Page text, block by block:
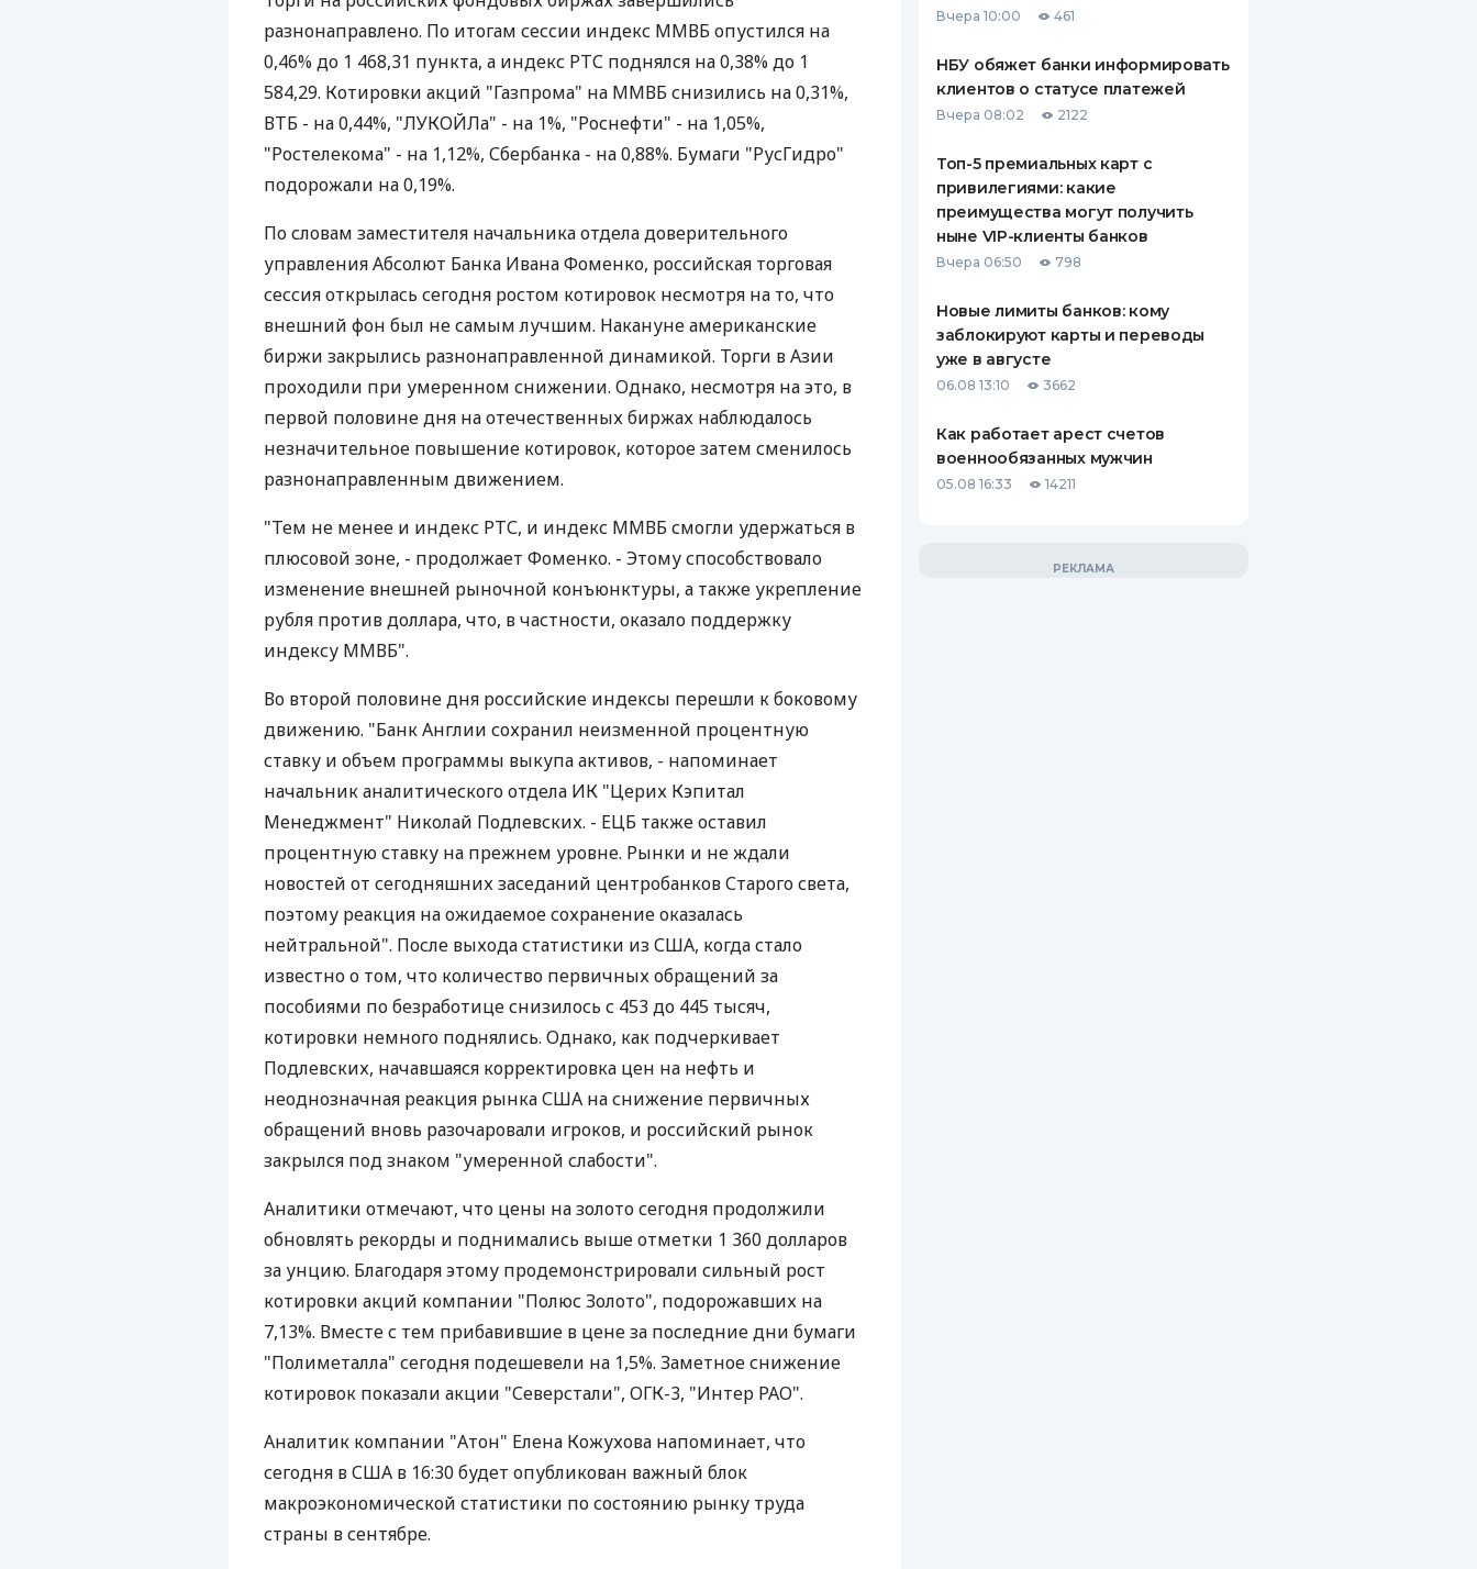
ЕЖЕМЕСЯЧНЫЙ ОБЗОР
КЕШБЭКА
ПУТЕВОДИТЕЛИ ПО
БАНКОВСКИМ КАРТАМ
СТРАХОВАНИЮ
ВСЕ СТРАХОВЫЕ ПОЛИСЫ
ОТЗЫВЫ О СТРАХОВЫХ
КОМПАНИЯХ
разнонаправлено. По итогам сессии индекс ММВБ опустился на
0,46% до 1 468,31 пункта, а индекс РТС поднялся на 0,38% до 1
584,29. Котировки акций "Газпрома" на ММВБ снизились на 0,31%,
ВТБ - на 0,44%, "ЛУКОЙЛа" - на 1%, "Роснефти" - на 1,05%,
"Ростелекома" - на 1,12%, Сбербанка - на 0,88%. Бумаги "РусГидро"
подорожали на 0,19%.
По словам заместителя начальника отдела доверительного
управления Абсолют Банка Ивана Фоменко, российская торговая
сессия открылась сегодня ростом котировок несмотря на то, что
внешний фон был не самым лучшим. Накануне американские
биржи закрылись разнонаправленной динамикой. Торги в Азии
проходили при умеренном снижении. Однако, несмотря на это, в
первой половине дня на отечественных биржах наблюдалось
незначительное повышение котировок, которое затем сменилось
разнонаправленным движением.
"Тем не менее и индекс РТС, и индекс ММВБ смогли удержаться в
плюсовой зоне, - продолжает Фоменко. - Этому способствовало
изменение внешней рыночной конъюнктуры, а также укрепление
рубля против доллара, что, в частности, оказало поддержку
индексу ММВБ".
Во второй половине дня российские индексы перешли к боковому
движению. "Банк Англии сохранил неизменной процентную
ставку и объем программы выкупа активов, - напоминает
начальник аналитического отдела ИК "Церих Кэпитал
Менеджмент" Николай Подлевских. - ЕЦБ также оставил
процентную ставку на прежнем уровне. Рынки и не ждали
новостей от сегодняшних заседаний центробанков Старого света,
поэтому реакция на ожидаемое сохранение оказалась
нейтральной". После выхода статистики из США, когда стало
известно о том, что количество первичных обращений за
пособиями по безработице снизилось с 453 до 445 тысяч,
котировки немного поднялись. Однако, как подчеркивает
Подлевских, начавшаяся корректировка цен на нефть и
неоднозначная реакция рынка США на снижение первичных
обращений вновь разочаровали игроков, и российский рынок
закрылся под знаком "умеренной слабости".
Аналитики отмечают, что цены на золото сегодня продолжили
обновлять рекорды и поднимались выше отметки 1 360 долларов
за унцию. Благодаря этому продемонстрировали сильный рост
котировки акций компании "Полюс Золото", подорожавших на
7,13%. Вместе с тем прибавившие в цене за последние дни бумаги
"Полиметалла" сегодня подешевели на 1,5%. Заметное снижение
котировок показали акции "Северстали", ОГК-3, "Интер РАО".
Аналитик компании "Атон" Елена Кожухова напоминает, что
сегодня в США в 16:30 будет опубликован важный блок
макроэкономической статистики по состоянию рынку труда
страны в сентябре.
Вчера 10:00 461
НБУ обяжет банки информировать
клиентов о статусе платежей
Вчера 08:02 2122
Топ-5 премиальных карт с
привилегиями: какие
преимущества могут получить
ныне VIP-клиенты банков
Вчера 06:50 798
Новые лимиты банков: кому
заблокируют карты и переводы
уже в августе
06.08 13:10 3662
Как работает арест счетов
военнообязанных мужчин
05.08 16:33 14211